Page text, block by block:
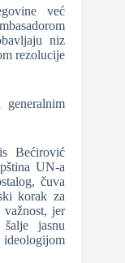
već
niz
rezolucije
Bećirović
UN-a
čuva
korak za
jer
jasnu